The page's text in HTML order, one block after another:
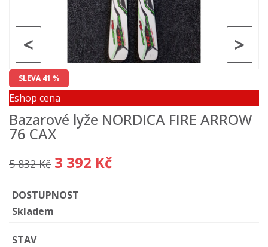
>
<
SLEVA 41 %
Eshop cena
Bazarové lyže NORDICA FIRE ARROW
76 CAX
5 832 Kč 3 392 Kč
DOSTUPNOST
Skladem
STAV